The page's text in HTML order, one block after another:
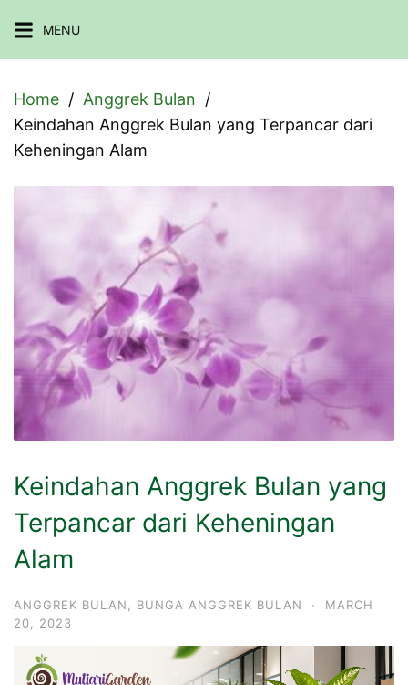
to
MENU
Home
Anggrek Bulan
Keindahan Anggrek Bulan yang Terpancar dari
Keheningan Alam
Keindahan Anggrek Bulan yang
Terpancar dari Keheningan
Alam
ANGGREK BULAN BUNGA ANGGREK BULAN ·
MARCH
20, 2023